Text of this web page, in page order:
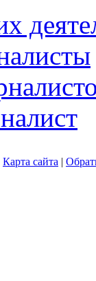
Карта сайта |